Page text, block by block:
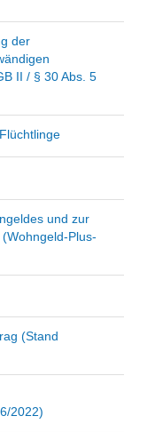
der
II / § 30 Abs. 5
und zur
Plus-
(Stand
2022)